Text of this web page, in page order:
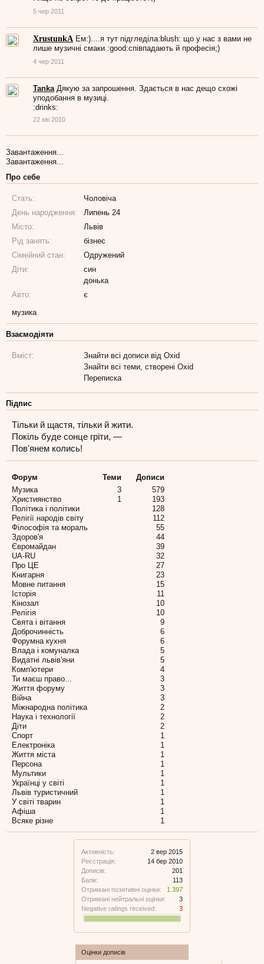
Активність:
2 вер 2015
Реєстрація:
14 бер 2010
Дописів:
201
Бали:
113
Отримані позитивні оцінки:
1.397
Отримані нейтральні оцінки:
3
Negative ratings received:
3
Оцінки дописів
5 чер 2011
XrustunkA Ем:)....я тут підгледіла:blush: що у нас з вами не
лише музичні смаки :good:співпадають й професія;)
4 чер 2011
Tanka Дякую за запрошення. Здається в нас дещо схожі
уподобання в музиці.
:drinks:
22 кві 2010
Завантаження...
Завантаження...
Про себе
Стать:
Чоловіча
День народження:
Липень 24
Місто:
Львів
Рід занять:
бізнес
Сімейний стан:
Одружений
Діти:
син
донька
Авто:
є
музика
Взаємодіяти
Вміст:
Знайти всі дописи від Oxid
Знайти всі теми, створені Oxid
Переписка
Підпис
Тільки й щастя, тільки й жити.
Покіль буде сонце гріти, —
Пов'янем колись!
Форум Теми
Дописи
Музика
3
579
Християнство
1
193
Політика і політики
128
Релігії народів світу
112
Філософія та мораль
55
Здоров'я
44
Євромайдан
39
UA-RU
32
Про ЦЕ
27
Книгарня
23
Мовне питання
15
Історія
11
Кінозал
10
Релігія
10
Свята і вітання
9
Доброчинність
6
Форумна кухня
6
Влада і комуналка
5
Видатні львів'яни
5
Комп'ютери
4
Ти маєш право...
3
Життя форуму
3
Війна
3
Міжнародна політика
2
Наука і технології
2
Діти
2
Спорт
1
Електроніка
1
Життя міста
1
Персона
1
Мультики
1
Українці у світі
1
Львів туристичний
1
У світі тварин
1
Афіша
1
Всяке різне
1